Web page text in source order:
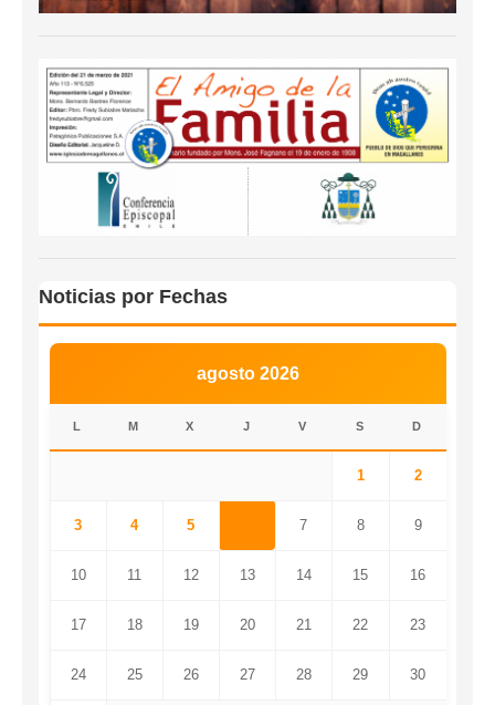
Noticias por Fechas
agosto 2026
L M X J V S D
1 2
3 4 5 7 8 9
10 11 12 13 14 15 16
17 18 19 20 21 22 23
24 25 26 27 28 29 30